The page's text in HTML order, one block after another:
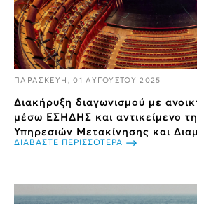
ΠΑΡΑΣΚΕΥΗ, 01 ΑΥΓΟΥΣΤΟΥ 2025
Διακήρυξη διαγωνισμού με
μέσω ΕΣΗΔΗΣ και αντικείμενο
Υπηρεσιών Μετακίνησης και
ΔΙΑΒΑΣΤΕ ΠΕΡΙΣΣΟΤΕΡΑ